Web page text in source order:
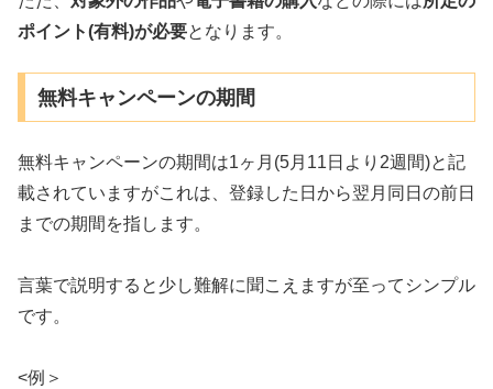
ポイント(有料)が必要となります。
無料キャンペーンの期間
無料キャンペーンの期間は1ヶ月(5月11日より2週間)と記
載されていますがこれは、登録した日から翌月同日の前日
までの期間を指します。
言葉で説明すると少し難解に聞こえますが至ってシンプル
です。
<例＞